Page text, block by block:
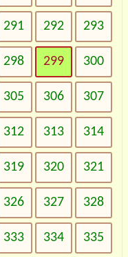
291 292 293
298 299 300
305 306 307
312 313 314
319 320 321
326 327 328
333 334 335